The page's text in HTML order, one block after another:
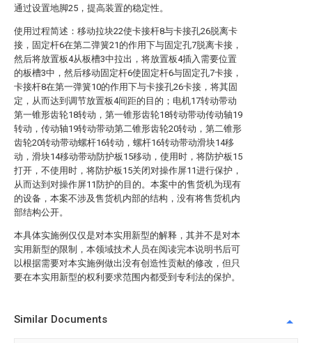
通过设置地脚25，提高装置的稳定性。
使用过程简述：移动拉块22使卡接杆8与卡接孔26脱离卡
接，固定杆6在第二弹簧21的作用下与固定孔7脱离卡接，
然后将放置板4从板槽3中拉出，将放置板4插入需要位置
的板槽3中，然后移动固定杆6使固定杆6与固定孔7卡接，
卡接杆8在第一弹簧10的作用下与卡接孔26卡接，将其固
定，从而达到调节放置板4间距的目的；电机17转动带动
第一锥形齿轮18转动，第一锥形齿轮18转动带动传动轴19
转动，传动轴19转动带动第二锥形齿轮20转动，第二锥形
齿轮20转动带动螺杆16转动，螺杆16转动带动滑块14移
动，滑块14移动带动防护板15移动，使用时，将防护板15
打开，不使用时，将防护板15关闭对操作屏11进行保护，
从而达到对操作屏11防护的目的。本案中的售货机为现有
的设备，本案不涉及售货机内部的结构，没有将售货机内
部结构公开。
本具体实施例仅仅是对本实用新型的解释，其并不是对本
实用新型的限制，本领域技术人员在阅读完本说明书后可
以根据需要对本实施例做出没有创造性贡献的修改，但只
要在本实用新型的权利要求范围内都受到专利法的保护。
Similar Documents